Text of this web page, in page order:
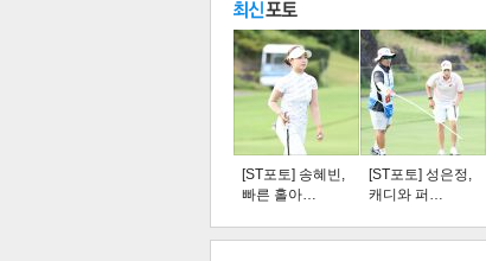
스북 터 공 오톡 공유 버블
주요뉴스
연예
[ST포토] 송혜빈,
빠른 홀아…
[ST포토] 성은정,
캐디와 퍼…